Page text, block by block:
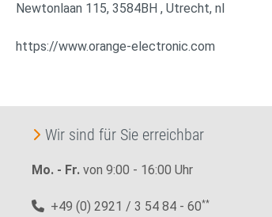
Newtonlaan 115, 3584BH , Utrecht, nl
https://www.orange-electronic.com
Wir sind für Sie erreichbar
Mo. - Fr. von 9:00 - 16:00 Uhr
+49 (0) 2921 / 3 54 84 - 60**